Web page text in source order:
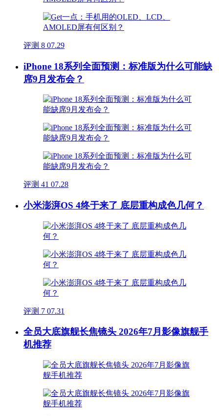
评测 8 07.29
iPhone 18系列全面预测：标准版为什么可能缺
席9月发布会？
评测 41 07.28
小米澎湃OS 4终于来了 底层重构成色几何？
评测 7 07.31
全员大底旗舰长焦镜头 2026年7月影像旗舰手
机推荐